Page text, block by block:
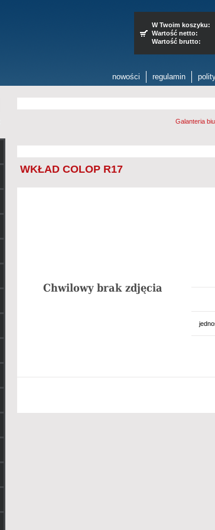
W Twoim koszyku:
Wartość netto:
Wartość brutto:
nowości regulamin
Galanteria
WKŁAD COLOP R17